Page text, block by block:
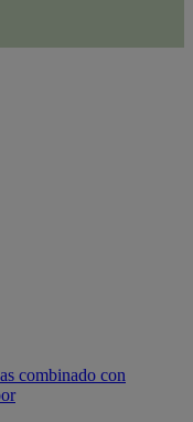
combinado con